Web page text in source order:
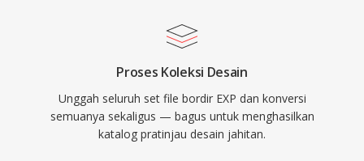
Proses Koleksi Desain
Unggah seluruh set file bordir EXP dan konversi
semuanya sekaligus — bagus untuk menghasilkan
katalog pratinjau desain jahitan.